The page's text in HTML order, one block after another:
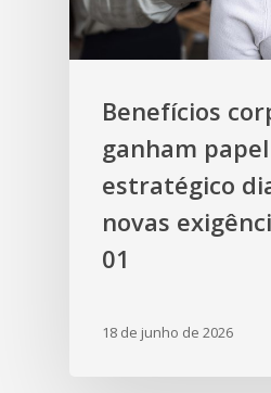
Benefícios
ganham papel
estratégico
novas
01
18 de junho de 2026